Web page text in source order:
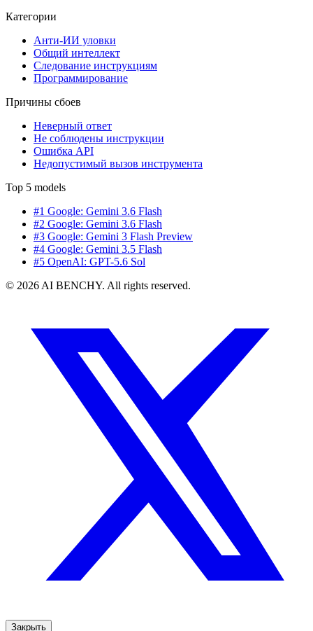
Категории
Анти-ИИ уловки
Общий интеллект
Следование инструкциям
Программирование
Причины сбоев
Неверный ответ
Не соблюдены инструкции
Ошибка API
Недопустимый вызов инструмента
Top 5 models
#1 Google: Gemini 3.6 Flash
#2 Google: Gemini 3.6 Flash
#3 Google: Gemini 3 Flash Preview
#4 Google: Gemini 3.5 Flash
#5 OpenAI: GPT-5.6 Sol
© 2026 AI BENCHY. All rights reserved.
Закрыть